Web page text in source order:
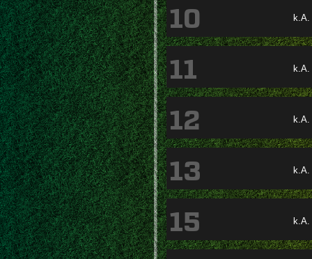
k.A.
10
k.A.
11
k.A.
12
k.A.
13
k.A.
15